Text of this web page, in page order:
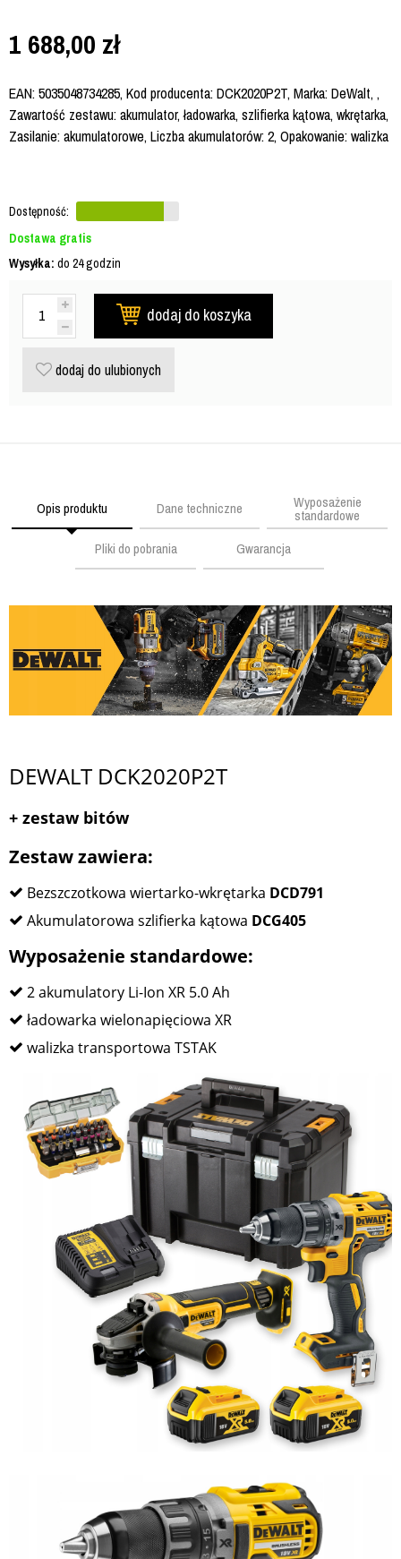
1 688,00 zł
EAN: 5035048734285, Kod producenta: DCK2020P2T, Marka: DeWalt, ,
Zawartość zestawu: akumulator, ładowarka, szlifierka kątowa, wkrętarka,
Zasilanie: akumulatorowe, Liczba akumulatorów: 2, Opakowanie: walizka
Dostępność:
Dostawa gratis
Wysyłka: do 24 godzin
dodaj do koszyka
dodaj do ulubionych
Opis produktu Dane techniczne Wyposażenie
standardowe
Pliki do pobrania
Gwarancja
DEWALT DCK2020P2T
+ zestaw bitów
Zestaw zawiera:
Bezszczotkowa wiertarko-wkrętarka DCD791
Akumulatorowa szlifierka kątowa DCG405
Wyposażenie standardowe:
2 akumulatory Li-Ion XR 5.0 Ah
ładowarka wielonapięciowa XR
walizka transportowa TSTAK